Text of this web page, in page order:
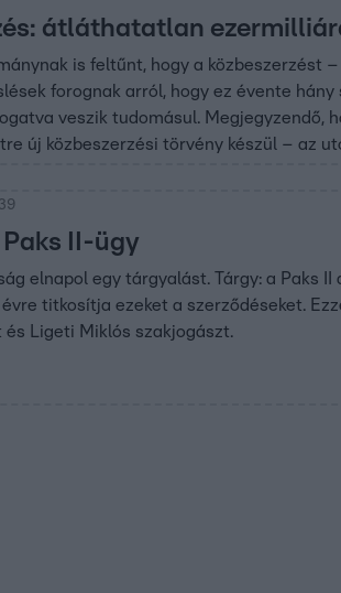
átláthatatlan
is feltűnt, hogy a közbeszerzést
forognak arról, hogy ez évente
veszik tudomásul. Megjegyzendő,
új közbeszerzési törvény készül – az
II-ügy
elnapol egy tárgyalást. Tárgy: a Paks
titkosítja ezeket a szerződéseket.
és Ligeti Miklós szakjogászt.